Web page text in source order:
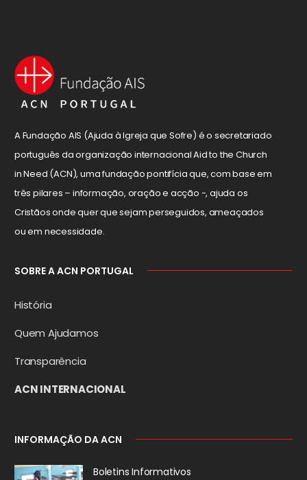
A Fundação AIS (Ajuda à Igreja que Sofre) é o secretariado
português da organização internacional Aid to the Church
in Need (ACN), uma fundação pontifícia que, com base em
três pilares – informação, oração e acção -, ajuda os
Cristãos onde quer que sejam perseguidos, ameaçados
ou em necessidade.
SOBRE A ACN PORTUGAL
História
Quem Ajudamos
Transparência
ACN INTERNACIONAL
INFORMAÇÃO DA ACN
Boletins Informativos